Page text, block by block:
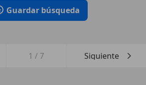
Guardar búsqueda
1 / 7 Siguiente